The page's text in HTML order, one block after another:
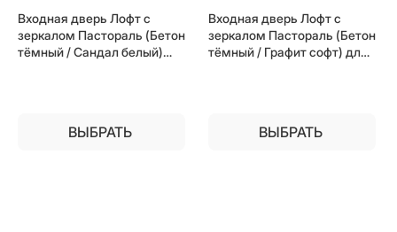
Входная дверь Лофт с
зеркалом Пастораль (Бетон
тёмный / Сандал белый)
ВЫБРАТЬ
Входная дверь Лофт с
зеркалом Пастораль (Бетон
тёмный / Графит софт) для
ВЫБРАТЬ